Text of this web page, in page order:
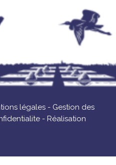
légales - Gestion des
- Réalisation